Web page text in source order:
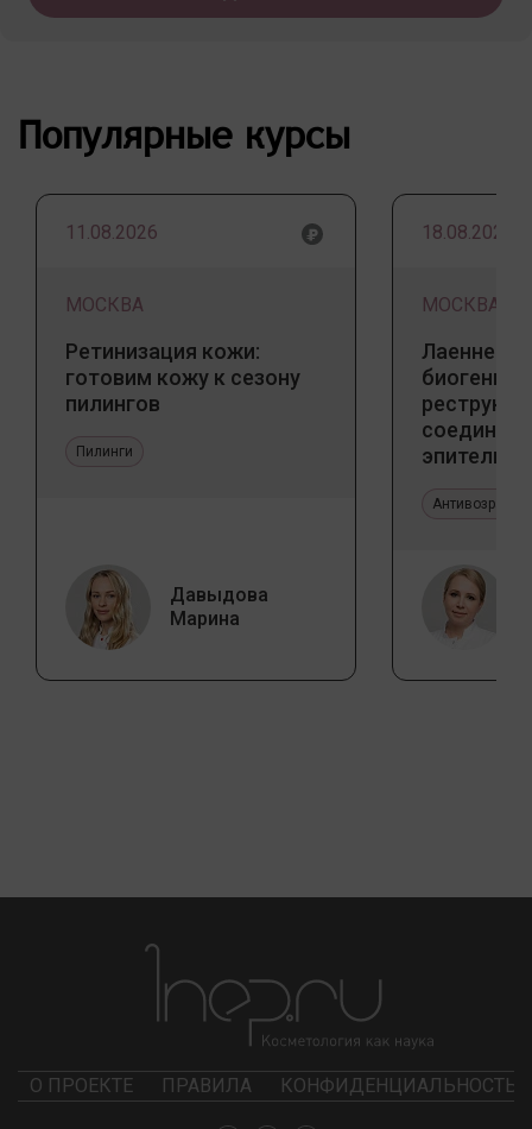
Популярные курсы
11.08.2026
МОСКВА
Ретинизация кожи:
готовим кожу к сезону
пилингов
Пилинги
Давыдова
Марина
18.08.2026
МОСКВА
Лаеннек
биогенный
О ПРОЕКТЕ ПРАВИЛА КОНФИДЕНЦИАЛЬНОСТЬ